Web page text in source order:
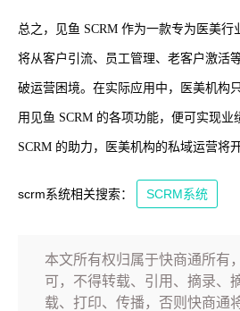
总之，见鱼 SCRM 作为一款专为医美行
将从客户引流、员工管理、老客户激活
破运营困境。在实际应用中，医美机构
用见鱼 SCRM 的各项功能，便可实现业
SCRM 的助力，医美机构的私域运营将
scrm系统相关搜索： SCRM系统
本文所有权归属于快商通所有
可，不得转载、引用、摘录、
载、打印、传播，否则快商通